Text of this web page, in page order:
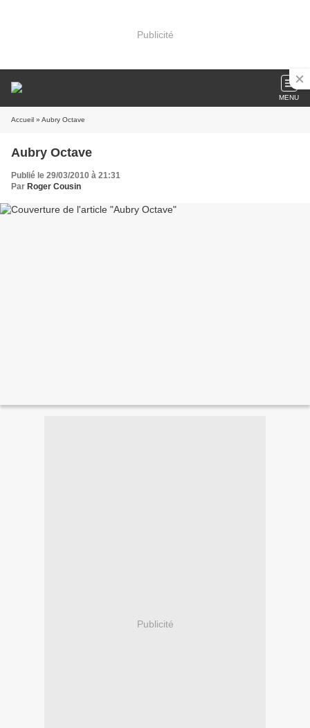
Publicité
MENU
Accueil » Aubry Octave
Aubry Octave
Publié le 29/03/2010 à 21:31
Par Roger Cousin
Publicité